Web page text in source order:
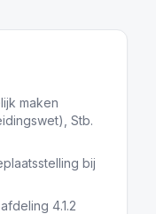
maken
Stb.
bij
4.1.2